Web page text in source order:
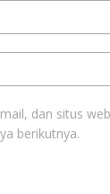
dan situs
berikutnya.